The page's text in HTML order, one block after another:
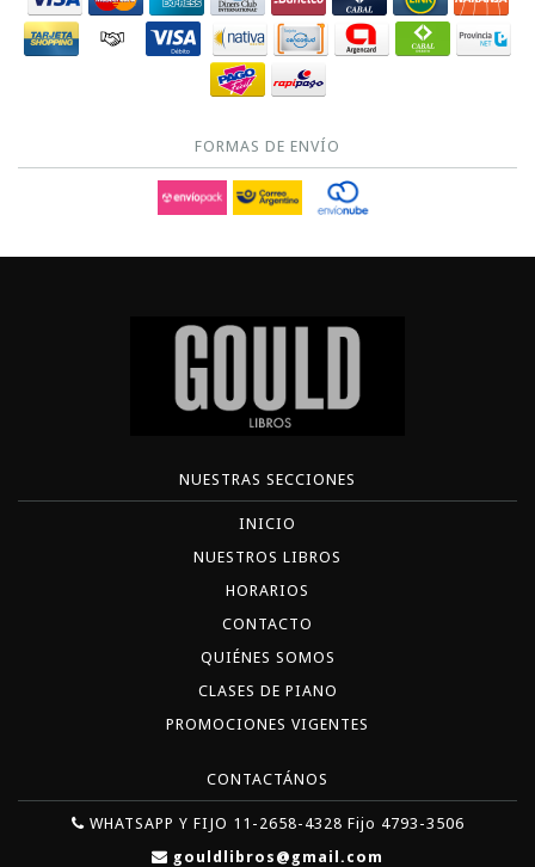
FORMAS DE ENVÍO
NUESTRAS SECCIONES
INICIO
NUESTROS LIBROS
HORARIOS
CONTACTO
QUIÉNES SOMOS
CLASES DE PIANO
PROMOCIONES VIGENTES
CONTACTÁNOS
WHATSAPP Y FIJO 11-2658-4328 Fijo 4793-3506
gouldlibros@gmail.com